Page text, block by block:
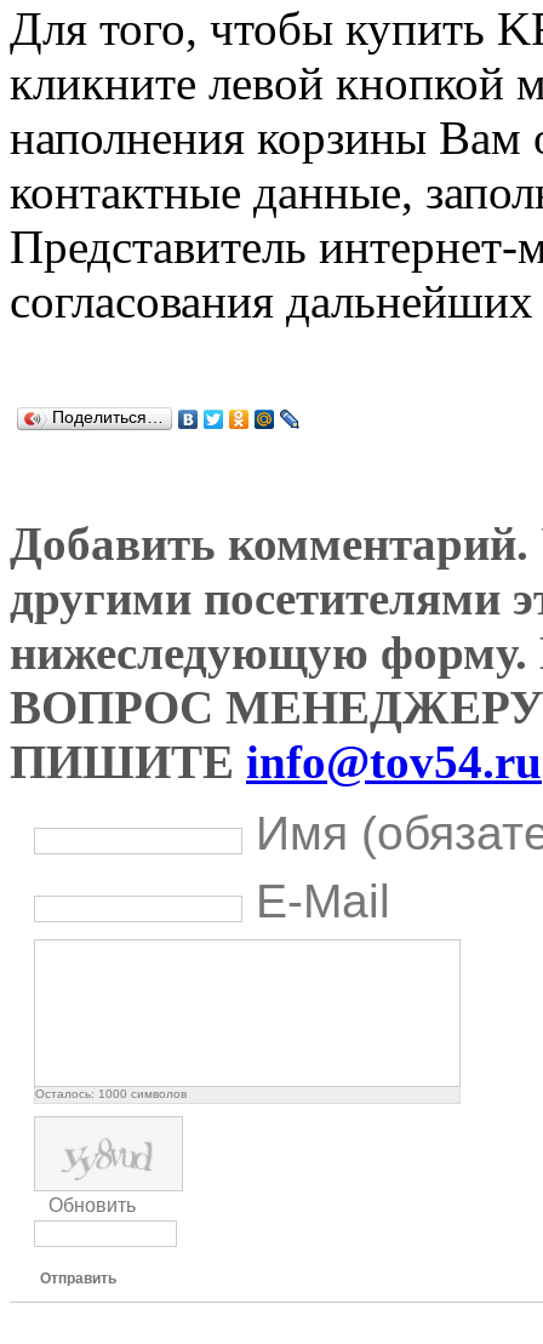
Для того, чтобы купить
кликните левой
наполнения корзины Вам
контактные данные,
Представитель
согласования
Поделиться…
Добавить комментарий.
другими посетителями
нижеследующую
ВОПРОС
ПИШИТЕ info@tov54.ru
Имя
E-Mail
Осталось: 1000 символов
Обновить
Отправить